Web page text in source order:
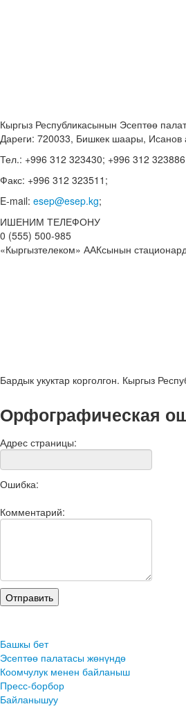
Кыргыз Республикасынын Эсептөө
Дареги: 720033, Бишкек шаары, Исанов
Тел.: +996 312 323430; +996 312 323886
Факс: +996 312 323511;
E-mail: esep@esep.kg;
ИШЕНИМ ТЕЛЕФОНУ
0 (555) 500-985
«Кыргызтелеком» ААКсынын
Бардык укуктар корголгон. Кыргыз
Орфографическая
Адрес страницы:
Ошибка:
Комментарий:
Башкы бет
Эсептөө палатасы жөнүндө
Коомчулук менен байланыш
Пресс-борбор
Байланышуу